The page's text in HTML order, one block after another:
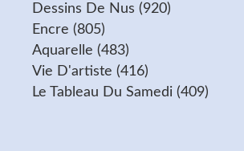
Dessins De Nus (920)
Encre (805)
Aquarelle (483)
Vie D'artiste (416)
Le Tableau Du Samedi (409)